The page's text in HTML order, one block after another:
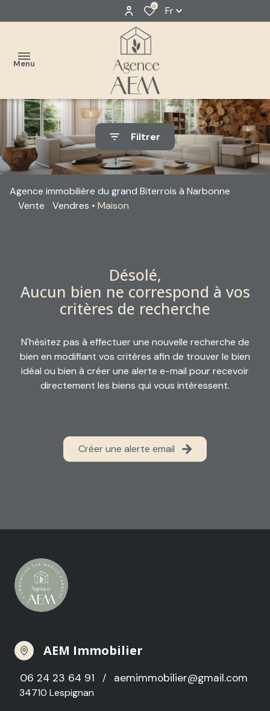
0 Fr
Menu
accueil
estimer
acheter
Classique
Neuf
louer
email
contact
Filtrer
Agence immobilière du grand Biterrois à Narbonne
Vente
Vendres Maison
Désolé,
Aucun bien ne correspond à vos
critères de recherche
N'hésitez pas à effectuer une nouvelle recherche de
bien en modifiant vos critères afin de trouver le bien
idéal ou bien à créer une alerte e-mail pour recevoir
directement les biens qui vous intéressent.
Créer une alerte email
AEM Immobilier
06 24 23 64 91 / aemimmobilier@gmail.com
34710 Lespignan